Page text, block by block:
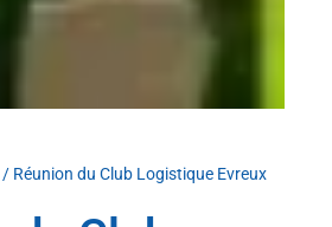
/ Réunion du Club Logistique Evreux